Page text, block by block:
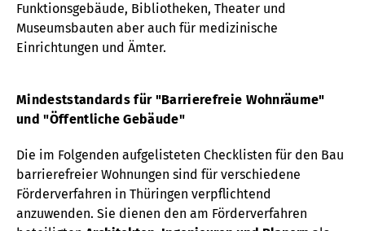
Funktionsgebäude, Bibliotheken, Theater und
Museumsbauten aber auch für medizinische
Einrichtungen und Ämter.
Mindeststandards für "Barrierefreie Wohnräume"
und "Öffentliche Gebäude"
Die im Folgenden aufgelisteten Checklisten für den Bau
barrierefreier Wohnungen sind für verschiedene
Förderverfahren in Thüringen verpflichtend
anzuwenden. Sie dienen den am Förderverfahren